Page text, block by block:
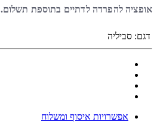
אופציה להפרדה לדתיים בתוספת תשלום.
דגם: סביליה
אפשרויות איסוף ומשלוח